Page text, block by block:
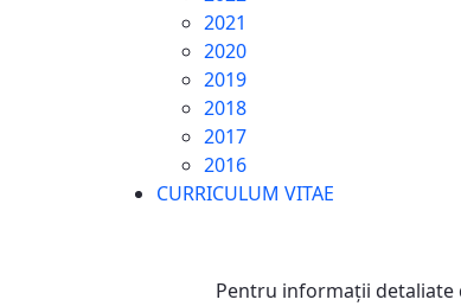
2021
2020
2019
2018
2017
2016
CURRICULUM VITAE
Pentru informaţii detaliate